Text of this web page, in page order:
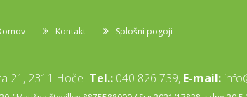
Kontakt Splošni pogoji
21, 2311 Hoče Tel.:040 826 739, E-mail: